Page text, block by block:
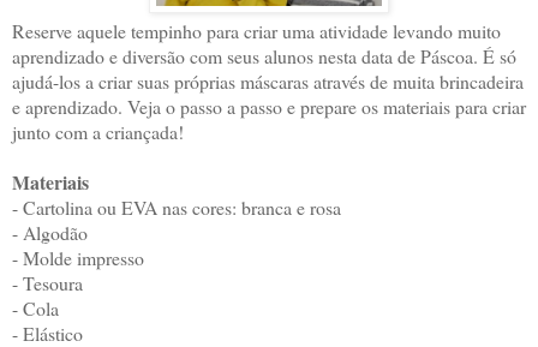
Reserve aquele tempinho para criar uma atividade levando muito
aprendizado e diversão com seus alunos nesta data de Páscoa. É só
ajudá-los a criar suas próprias máscaras através de muita brincadeira
e aprendizado. Veja o passo a passo e prepare os materiais para criar
junto com a criançada!
Materiais
- Cartolina ou EVA nas cores: branca e rosa
- Algodão
- Molde impresso
- Tesoura
- Cola
- Elástico